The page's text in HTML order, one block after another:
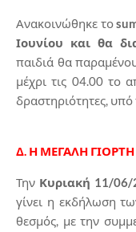
Ανακοινώθηκε το
Ιουνίου και θα
παιδιά θα
μέχρι τις 04.00 το
δραστηριότητες,
Δ. Η ΜΕΓΑΛΗ
Την Κυριακή 11/06/
γίνει η εκδήλωση
θεσμός, με την